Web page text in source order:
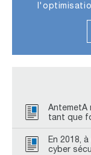
AntemetA
tant que
En 2018,
cyber